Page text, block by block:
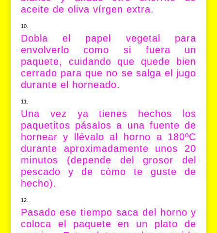
aceite de oliva vírgen extra.
Dobla el papel vegetal para
envolverlo como si fuera un
paquete, cuidando que quede bien
cerrado para que no se salga el jugo
durante el horneado.
Una vez ya tienes hechos los
paquetitos pásalos a una fuente de
hornear y llévalo al horno a 180ºC
durante aproximadamente unos 20
minutos (depende del grosor del
pescado y de cómo te guste de
hecho).
Pasado ese tiempo saca del horno y
coloca el paquete en un plato de